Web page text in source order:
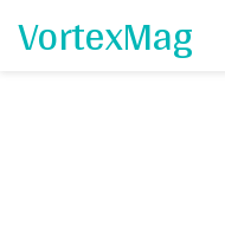
VortexMag